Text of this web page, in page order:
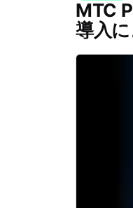
MTC
導入